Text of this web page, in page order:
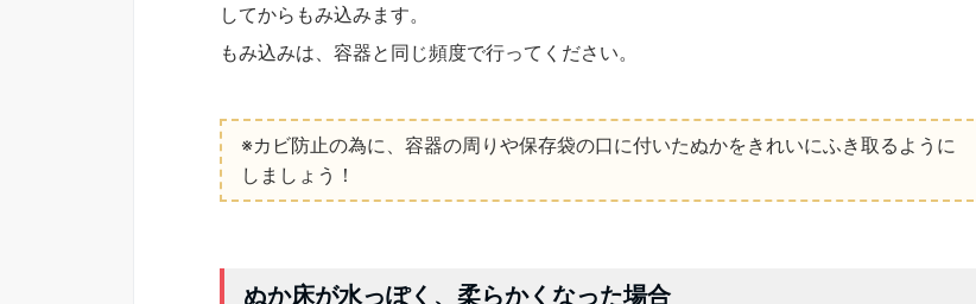
してからもみ込みます。
もみ込みは、容器と同じ頻度で行ってください。
※カビ防止の為に、容器の周りや保存袋の口に付いたぬかをきれいにふき取るように
しましょう！
ぬか床が水っぽく、柔らかくなった場合